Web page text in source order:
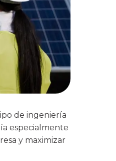
de ingeniería
especialmente
y maximizar